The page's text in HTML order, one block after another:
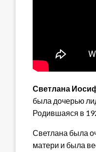
Светлана
была дочерью
Родившаяся в
Светлана была
матери и была